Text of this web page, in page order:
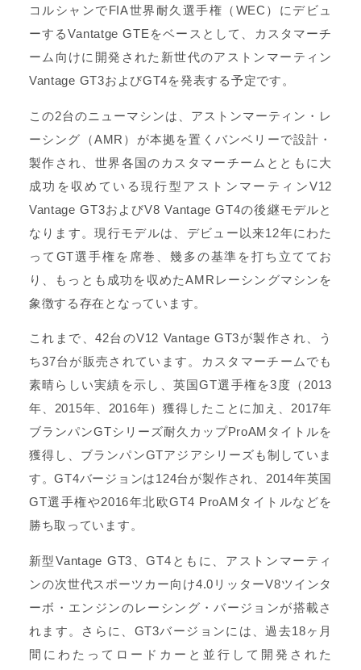
コルシャンでFIA世界耐久選手権（WEC）にデビュ
ーするVantatge GTEをベースとして、カスタマーチ
ーム向けに開発された新世代のアストンマーティン
Vantage GT3およびGT4を発表する予定です。
この2台のニューマシンは、アストンマーティン・レ
ーシング（AMR）が本拠を置くバンベリーで設計・
製作され、世界各国のカスタマーチームとともに大
成功を収めている現行型アストンマーティンV12
Vantage GT3およびV8 Vantage GT4の後継モデルと
なります。現行モデルは、デビュー以来12年にわた
ってGT選手権を席巻、幾多の基準を打ち立ててお
り、もっとも成功を収めたAMRレーシングマシンを
象徴する存在となっています。
これまで、42台のV12 Vantage GT3が製作され、う
ち37台が販売されています。カスタマーチームでも
素晴らしい実績を示し、英国GT選手権を3度（2013
年、2015年、2016年）獲得したことに加え、2017年
ブランパンGTシリーズ耐久カップProAMタイトルを
獲得し、ブランパンGTアジアシリーズも制していま
す。GT4バージョンは124台が製作され、2014年英国
GT選手権や2016年北欧GT4 ProAMタイトルなどを
勝ち取っています。
新型Vantage GT3、GT4ともに、アストンマーティ
ンの次世代スポーツカー向け4.0リッターV8ツインタ
ーボ・エンジンのレーシング・バージョンが搭載さ
れます。さらに、GT3バージョンには、過去18ヶ月
間にわたってロードカーと並行して開発された